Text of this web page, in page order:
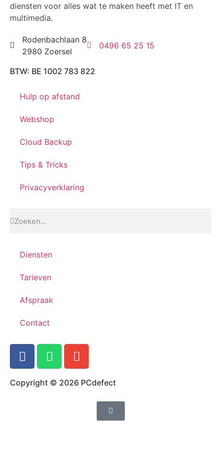
diensten voor alles wat te maken heeft met IT en
multimedia.
Rodenbachlaan 8
2980 Zoersel
0496 65 25 15
BTW: BE 1002 783 822
Hulp op afstand
Webshop
Cloud Backup
Tips & Tricks
Privacyverklaring
Diensten
Tarieven
Afspraak
Contact
Copyright © 2026 PCdefect